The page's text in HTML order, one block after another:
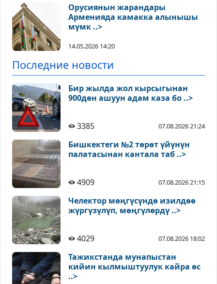
Орусиянын жарандары
Арменияда камакка алынышы
мүмк ..>
14.05.2026 14:20
Последние новости
Бир жылда жол кырсыгынан
900дөн ашуун адам каза бо ..>
3385 07.08.2026 21:24
Бишкектеги №2 төрөт үйүнүн
палатасынан кантала таб ..>
4909 07.08.2026 21:15
Челектор мөңгүсүндө изилдөө
жүргүзүлүп, мөңгүлөрдү ..>
4029 07.08.2026 18:02
Тажикстанда мунапыстан
кийин кылмыштуулук кайра өс
..>